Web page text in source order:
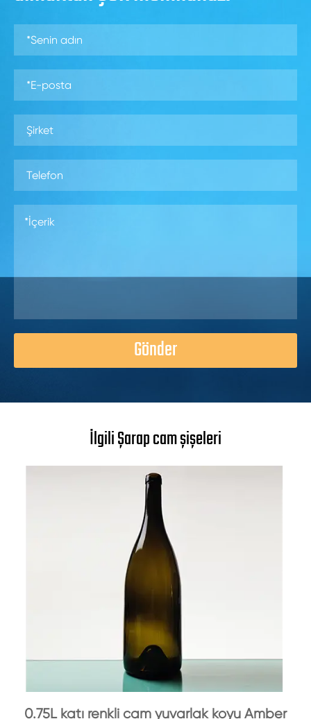
Gönder
İlgili Şarap cam şişeleri
0.75L katı renkli cam yuvarlak koyu Amber